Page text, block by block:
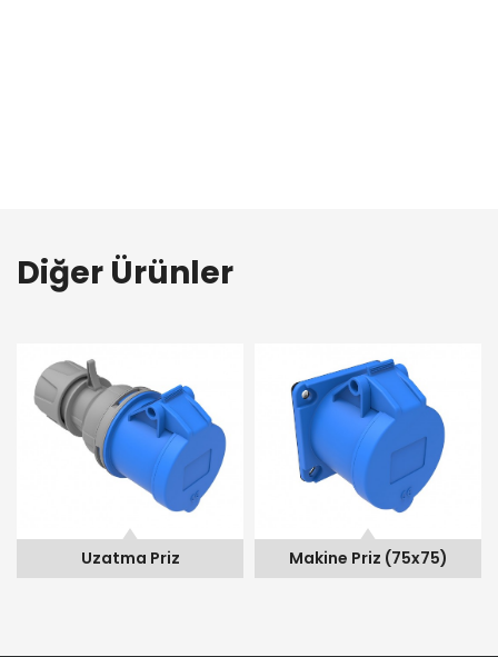
Diğer Ürünler
Uzatma Priz Makine Priz (75x75)